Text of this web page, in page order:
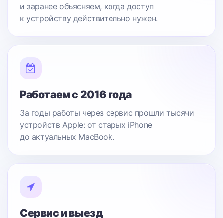
и заранее объясняем, когда доступ
к устройству действительно нужен.
Работаем с 2016 года
За годы работы через сервис прошли тысячи
устройств Apple: от старых iPhone
до актуальных MacBook.
Сервис и выезд